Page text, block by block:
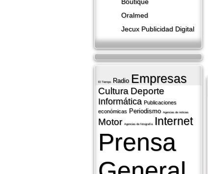
Boutique
Oralmed
Jecux Publicidad Digital
El Tiempo Radio Empresas
Cultura Deporte
Informática Publicaciones
económicas Periodismo Agencias de noticias
Motor Agencias de fotografí­a Internet
Prensa